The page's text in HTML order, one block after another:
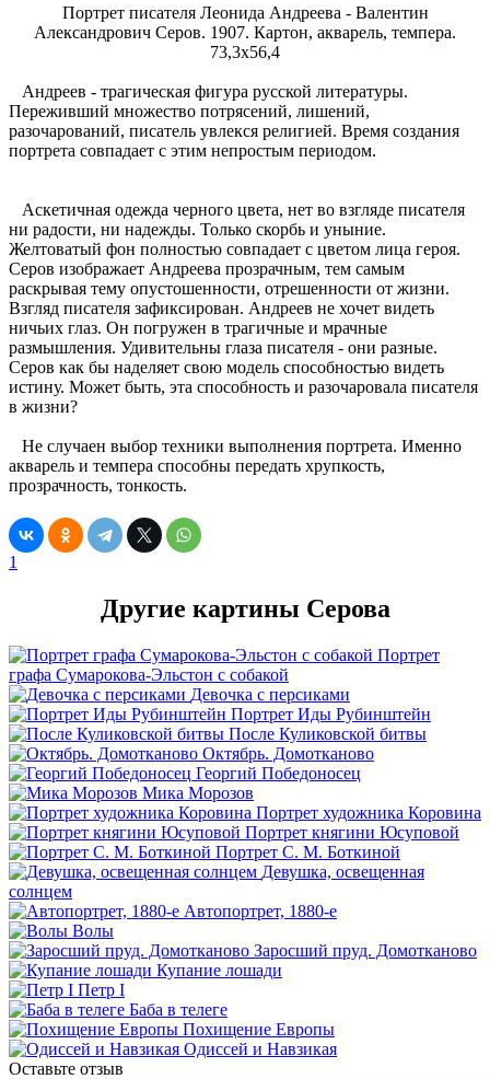
Портрет писателя Леонида Андреева - Валентин
Александрович Серов. 1907. Картон, акварель, темпера.
73,3х56,4
Андреев - трагическая фигура русской литературы.
Переживший множество потрясений, лишений,
разочарований, писатель увлекся религией. Время создания
портрета совпадает с этим непростым периодом.
Аскетичная одежда черного цвета, нет во взгляде писателя
ни радости, ни надежды. Только скорбь и уныние.
Желтоватый фон полностью совпадает с цветом лица героя.
Серов изображает Андреева прозрачным, тем самым
раскрывая тему опустошенности, отрешенности от жизни.
Взгляд писателя зафиксирован. Андреев не хочет видеть
ничьих глаз. Он погружен в трагичные и мрачные
размышления. Удивительны глаза писателя - они разные.
Серов как бы наделяет свою модель способностью видеть
истину. Может быть, эта способность и разочаровала писателя
в жизни?
Не случаен выбор техники выполнения портрета. Именно
акварель и темпера способны передать хрупкость,
прозрачность, тонкость.
1
Другие картины Серова
Портрет
графа Сумарокова-Эльстон с собакой
Девочка с персиками
Портрет Иды Рубинштейн
После Куликовской битвы
Октябрь. Домотканово
Георгий Победоносец
Мика Морозов
Портрет художника Коровина
Портрет княгини Юсуповой
Портрет С. М. Боткиной
Девушка, освещенная
солнцем
Автопортрет, 1880-е
Волы
Заросший пруд. Домотканово
Купание лошади
Петр I
Баба в телеге
Похищение Европы
Одиссей и Навзикая
Оставьте отзыв